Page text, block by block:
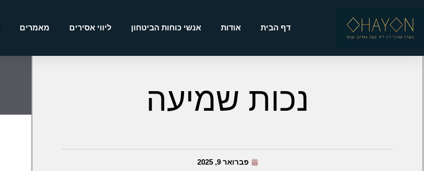
דף הבית אודות אנשי כוחות הביטחון ליווי אסירים מאמרים
נכות שמיעה
פברואר 9, 2025